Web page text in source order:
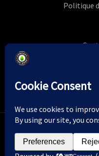
Politique
Copyright © 2026 |